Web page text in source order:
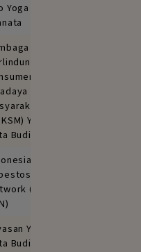
Yoga
Yasa
Budi
Ban
(INA-
Yasa
Budi